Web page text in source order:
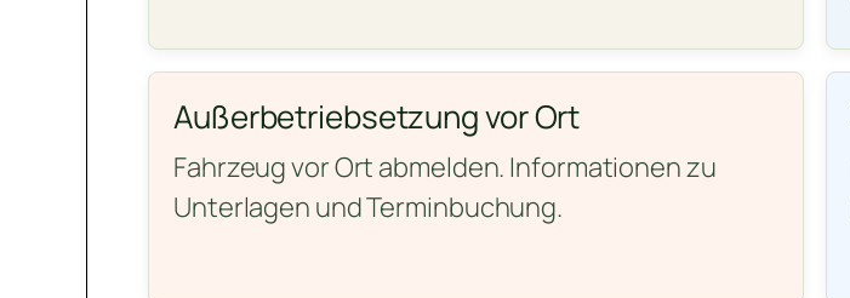
Außerbetriebsetzung vor Ort
Fahrzeug vor Ort abmelden. Informationen zu
Unterlagen und Terminbuchung.